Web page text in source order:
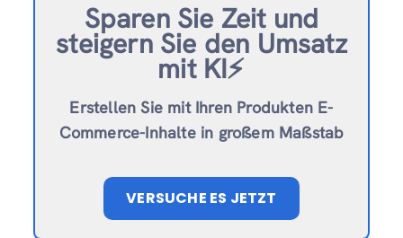
Sparen Sie Zeit und
steigern Sie den Umsatz
mit KI⚡️
Erstellen Sie mit Ihren Produkten E-
Commerce-Inhalte in großem Maßstab
VERSUCHE ES JETZT